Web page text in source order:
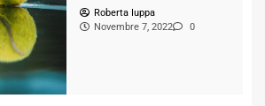
Roberta Iuppa
Novembre 7, 2022
0